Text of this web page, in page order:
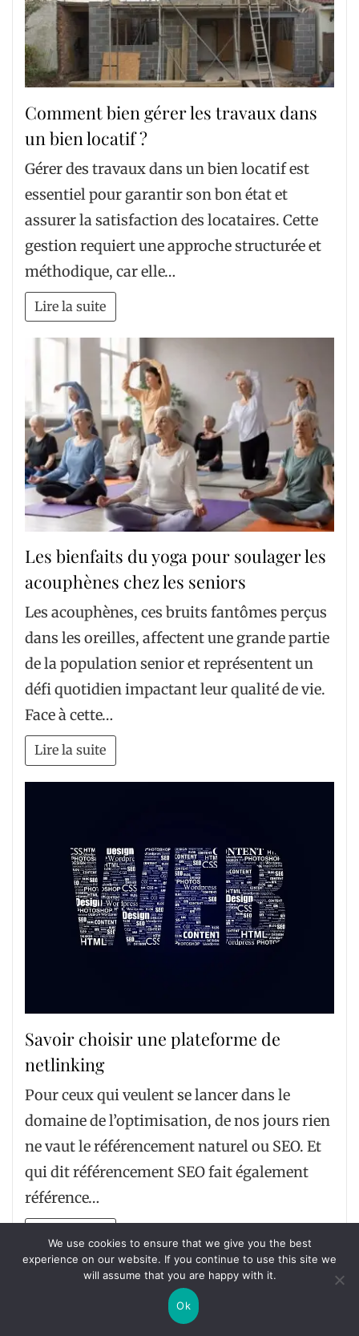
Comment bien gérer les travaux dans
un bien locatif ?
Gérer des travaux dans un bien locatif est
essentiel pour garantir son bon état et
assurer la satisfaction des locataires. Cette
gestion requiert une approche structurée et
méthodique, car elle…
Lire la suite
Les bienfaits du yoga pour soulager les
acouphènes chez les seniors
Les acouphènes, ces bruits fantômes perçus
dans les oreilles, affectent une grande partie
de la population senior et représentent un
défi quotidien impactant leur qualité de vie.
Face à cette…
Lire la suite
Savoir choisir une plateforme de
netlinking
Pour ceux qui veulent se lancer dans le
domaine de l’optimisation, de nos jours rien
ne vaut le référencement naturel ou SEO. Et
qui dit référencement SEO fait également
référence…
We use cookies to ensure that we give you the best
experience on our website. If you continue to use this site we
will assume that you are happy with it.
Ok